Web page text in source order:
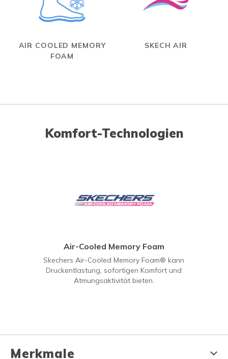
AIR COOLED MEMORY
FOAM
SKECH AIR
Komfort-Technologien
Air-Cooled Memory Foam
Skechers Air-Cooled Memory Foam® kann
Druckentlastung, sofortigen Komfort und
Atmungsaktivität bieten.
Merkmale